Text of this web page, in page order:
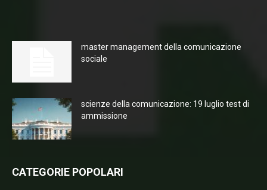
master management della comunicazione
sociale
scienze della comunicazione: 19 luglio test di
ammissione
CATEGORIE POPOLARI